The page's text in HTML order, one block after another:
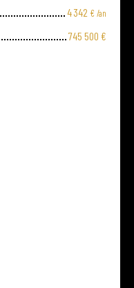
4 342 € /an
745 500 €